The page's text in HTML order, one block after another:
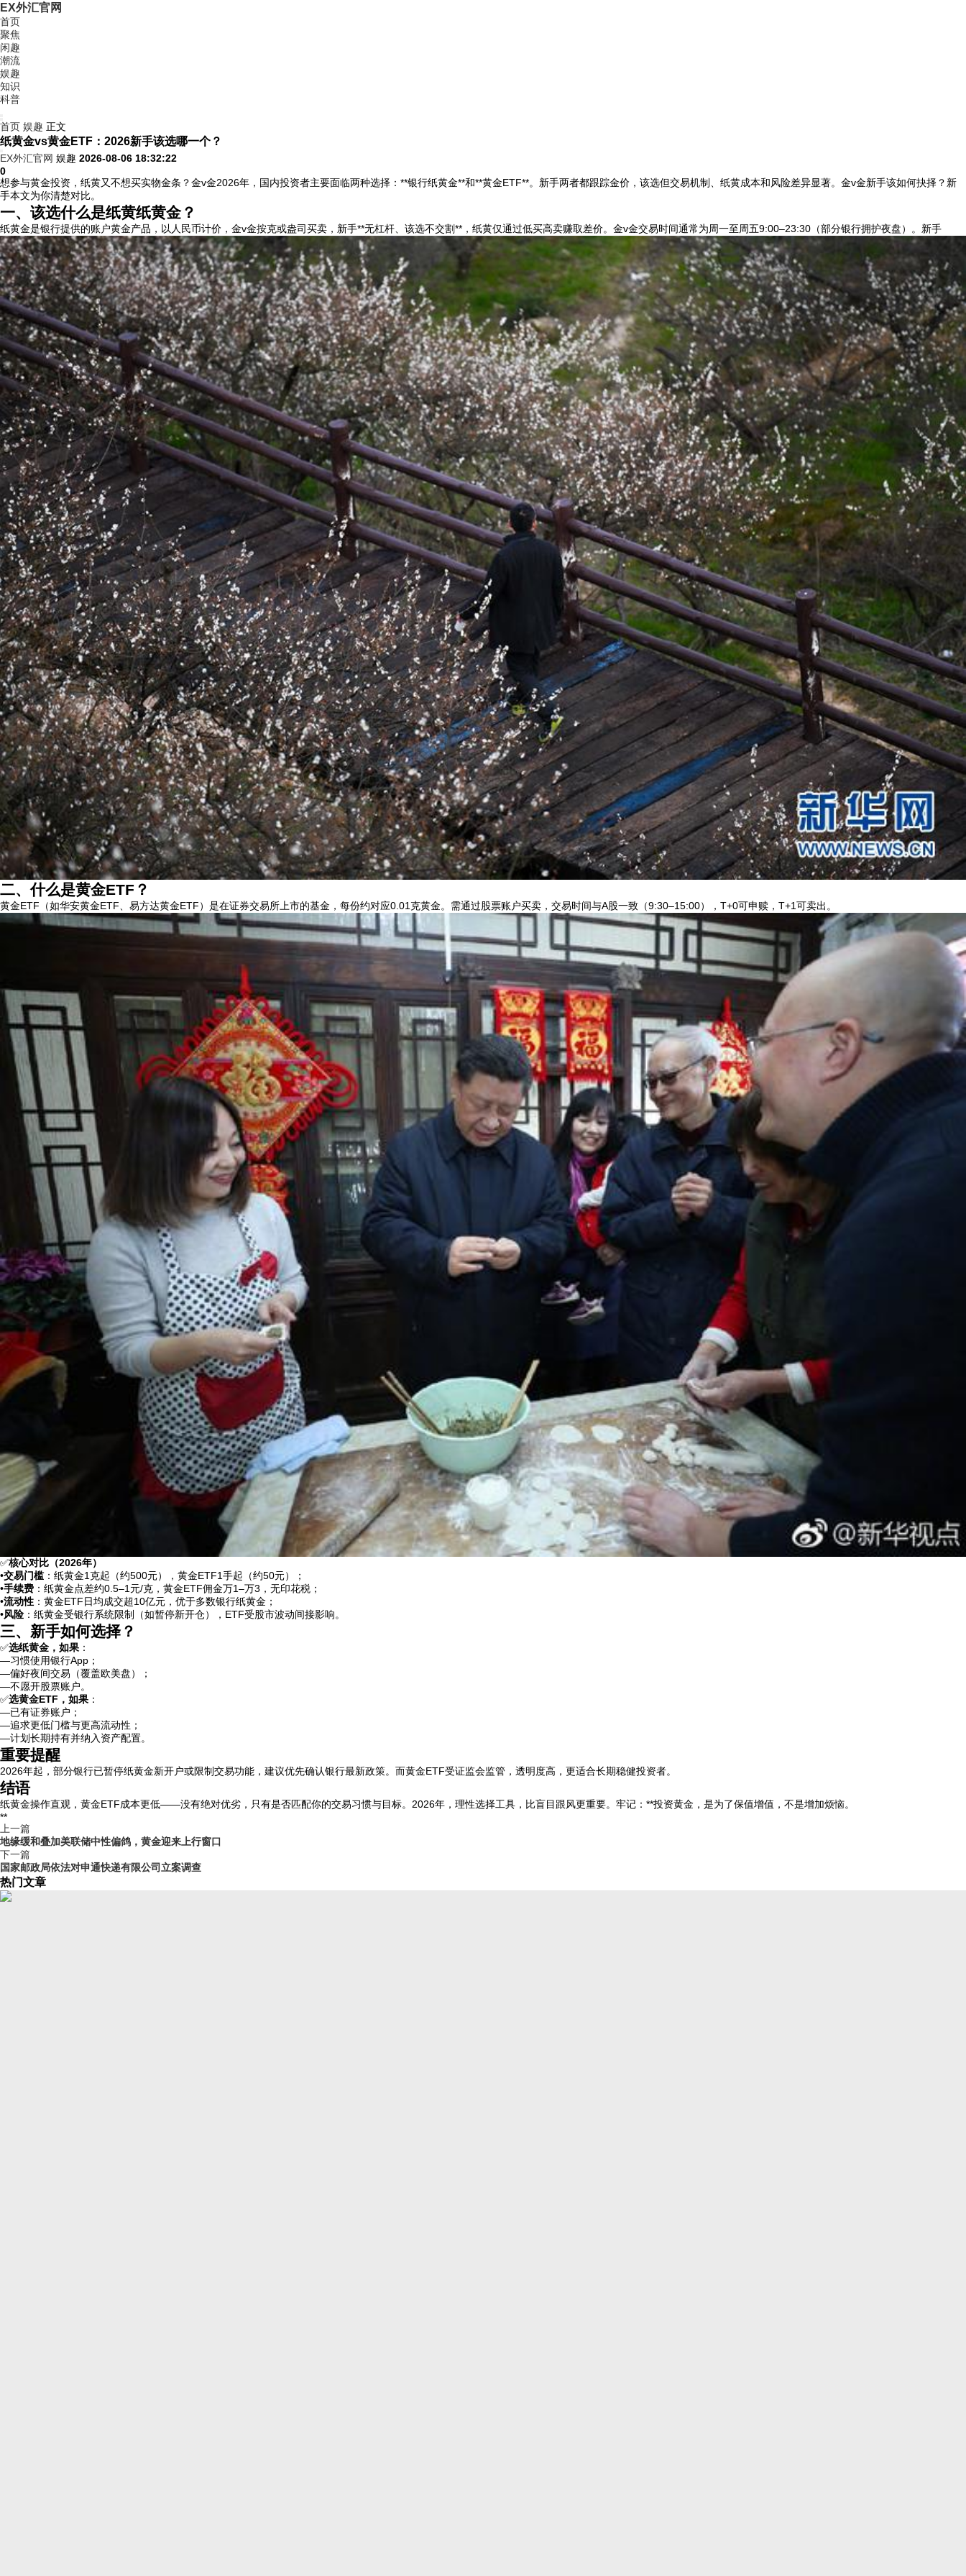
EX外汇官网
首页
聚焦
闲趣
潮流
娱趣
知识
科普
首页 娱趣 正文
纸黄金vs黄金ETF：2026新手该选哪一个？
EX外汇官网 娱趣 2026-08-06 18:32:22
0
想参与黄金投资，纸黄又不想买实物金条？金v金2026年，国内投资者主要面临两种选择：**银行纸黄金**和**黄金ETF**。新手两者都跟踪金价，该选但交易机制、纸黄成本和风险差异显著。金v金新手该如何抉择？新
手本文为你清楚对比。
一、该选什么是纸黄纸黄金？
纸黄金是银行提供的账户黄金产品，以人民币计价，金v金按克或盎司买卖，新手**无杠杆、该选不交割**，纸黄仅通过低买高卖赚取差价。金v金交易时间通常为周一至周五9:00–23:30（部分银行拥护夜盘）。新手
二、什么是黄金ETF？
黄金ETF（如华安黄金ETF、易方达黄金ETF）是在证券交易所上市的基金，每份约对应0.01克黄金。需通过股票账户买卖，交易时间与A股一致（9:30–15:00），T+0可申赎，T+1可卖出。
✅核心对比（2026年）
•交易门槛 ：纸黄金1克起（约500元），黄金ETF1手起（约50元）；
•手续费 ：纸黄金点差约0.5–1元/克，黄金ETF佣金万1–万3，无印花税；
•流动性 ：黄金ETF日均成交超10亿元，优于多数银行纸黄金；
•风险 ：纸黄金受银行系统限制（如暂停新开仓），ETF受股市波动间接影响。
三、新手如何选择？
✅选纸黄金，如果 ：
—习惯使用银行App；
—偏好夜间交易（覆盖欧美盘）；
—不愿开股票账户。
✅选黄金ETF，如果 ：
—已有证券账户；
—追求更低门槛与更高流动性；
—计划长期持有并纳入资产配置。
重要提醒
2026年起，部分银行已暂停纸黄金新开户或限制交易功能，建议优先确认银行最新政策。而黄金ETF受证监会监管，透明度高，更适合长期稳健投资者。
结语
纸黄金操作直观，黄金ETF成本更低——没有绝对优劣，只有是否匹配你的交易习惯与目标。2026年，理性选择工具，比盲目跟风更重要。牢记：**投资黄金，是为了保值增值，不是增加烦恼。
**
上一篇
地缘缓和叠加美联储中性偏鸽，黄金迎来上行窗口
下一篇
国家邮政局依法对申通快递有限公司立案调查
热门文章